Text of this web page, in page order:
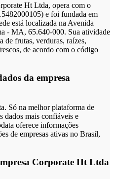
Ht Ltda, opera com o
e foi fundada em
está localizada na Avenida
- MA, 65.640-000. Sua atividade
de frutas, verduras, raízes,
de acordo com o código
da empresa
Só na melhor plataforma de
dados mais confiáveis e
oferece informações
de empresas ativas no Brasil,
Corporate Ht Ltda